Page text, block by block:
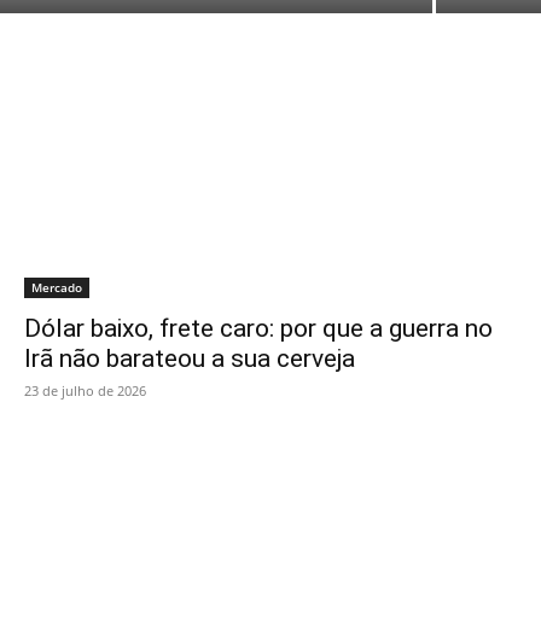
Mercado
Dólar baixo, frete caro: por que a guerra no
Irã não barateou a sua cerveja
23 de julho de 2026